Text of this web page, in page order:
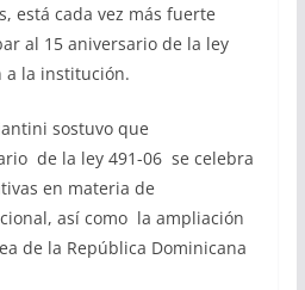
está cada vez más fuerte
al 15 aniversario de la ley
a la institución.
sostuvo que
de la ley 491-06 se celebra
en materia de
así como la ampliación
de la República Dominicana